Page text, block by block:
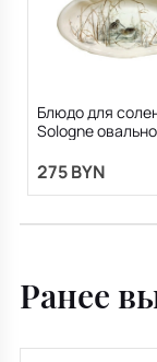
Блюдо для
Sologne
275 BYN
Ранее